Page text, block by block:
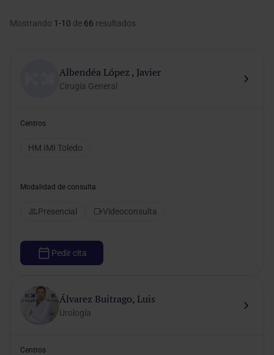
Mostrando 1-10 de 66 resultados
Albendéa López , Javier
Cirugía General
Centros
HM IMI Toledo
Modalidad de consulta
Presencial Videoconsulta
Pedir cita
Álvarez Buitrago, Luis
Urología
Centros